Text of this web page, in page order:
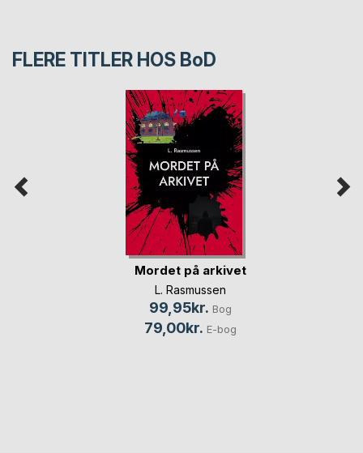
FLERE TITLER HOS BoD
Mordet på arkivet
L. Rasmussen
99,95kr. Bog
79,00kr. E-bog